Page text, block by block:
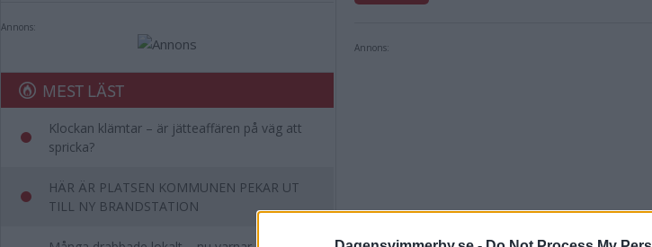
Annons:
MEST LÄST
Klockan klämtar – är jätteaffären på väg att
spricka?
HÄR ÄR PLATSEN KOMMUNEN PEKAR UT
TILL NY BRANDSTATION
Annons: